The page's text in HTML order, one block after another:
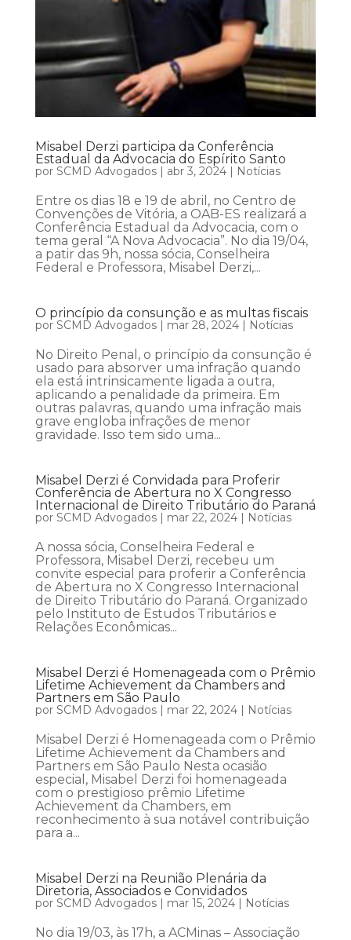
Misabel Derzi participa da Conferência
Estadual da Advocacia do Espírito Santo
por SCMD Advogados| abr 3, 2024| Notícias
Entre os dias 18 e 19 de abril, no Centro de
Convenções de Vitória, a OAB-ES realizará a
Conferência Estadual da Advocacia, com o
tema geral “A Nova Advocacia”. No dia 19/04,
a patir das 9h, nossa sócia, Conselheira
Federal e Professora, Misabel Derzi,...
O princípio da consunção e as multas fiscais
por SCMD Advogados| mar 28, 2024| Notícias
No Direito Penal, o princípio da consunção é
usado para absorver uma infração quando
ela está intrinsicamente ligada a outra,
aplicando a penalidade da primeira. Em
outras palavras, quando uma infração mais
grave engloba infrações de menor
gravidade. Isso tem sido uma...
Misabel Derzi é Convidada para Proferir
Conferência de Abertura no X Congresso
Internacional de Direito Tributário do Paraná
por SCMD Advogados| mar 22, 2024| Notícias
A nossa sócia, Conselheira Federal e
Professora, Misabel Derzi, recebeu um
convite especial para proferir a Conferência
de Abertura no X Congresso Internacional
de Direito Tributário do Paraná. Organizado
pelo Instituto de Estudos Tributários e
Relações Econômicas...
Misabel Derzi é Homenageada com o Prêmio
Lifetime Achievement da Chambers and
Partners em São Paulo
por SCMD Advogados| mar 22, 2024| Notícias
Misabel Derzi é Homenageada com o Prêmio
Lifetime Achievement da Chambers and
Partners em São Paulo Nesta ocasião
especial, Misabel Derzi foi homenageada
com o prestigioso prêmio Lifetime
Achievement da Chambers, em
reconhecimento à sua notável contribuição
para a...
Misabel Derzi na Reunião Plenária da
Diretoria, Associados e Convidados
por SCMD Advogados| mar 15, 2024| Notícias
No dia 19/03, às 17h, a ACMinas – Associação